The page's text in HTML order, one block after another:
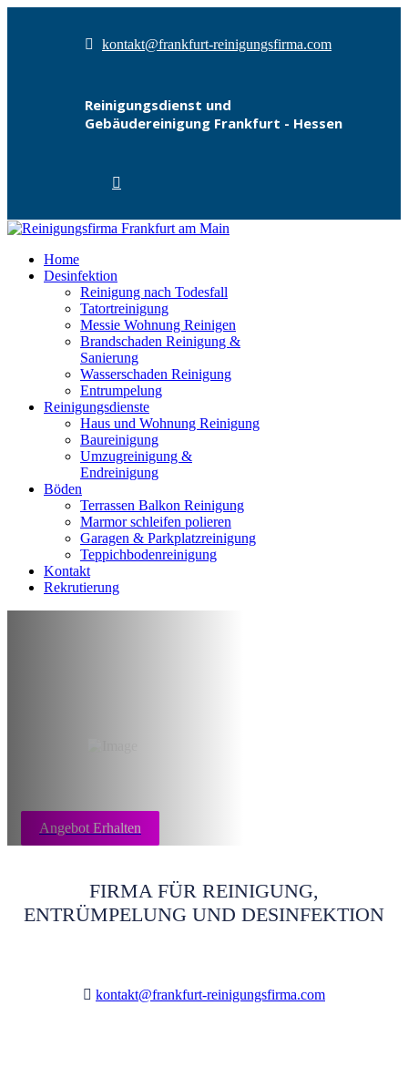
kontakt@frankfurt-reinigungsfirma.com
Reinigungsdienst und
Gebäudereinigung Frankfurt - Hessen
Home
Desinfektion
Reinigung nach Todesfall
Tatortreinigung
Messie Wohnung Reinigen
Brandschaden Reinigung &
Sanierung
Wasserschaden Reinigung
Entrumpelung
Reinigungsdienste
Haus und Wohnung Reinigung
Baureinigung
Umzugreinigung &
Endreinigung
Böden
Terrassen Balkon Reinigung
Marmor schleifen polieren
Garagen & Parkplatzreinigung
Teppichbodenreinigung
Kontakt
Rekrutierung
Angebot Erhalten
FIRMA FÜR REINIGUNG,
ENTRÜMPELUNG UND DESINFEKTION
kontakt@frankfurt-reinigungsfirma.com